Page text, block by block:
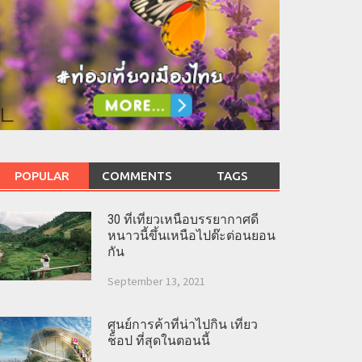
POPULAR COMMENTS TAGS
30 ที่เที่ยวเหนือบรรยากาศดี
หนาวนี้ขึ้นเหนือไปต๊ะต่อนยอน
กัน
September 13, 2021
ศูนย์การค้าที่น่าไปกิน เที่ยว
ช็อป ที่สุดในตอนนี้